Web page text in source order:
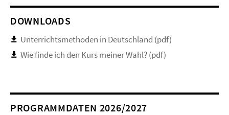
DOWNLOADS
Unterrichtsmethoden in Deutschland (pdf)
Wie finde ich den Kurs meiner Wahl? (pdf)
PROGRAMMDATEN 2026/2027